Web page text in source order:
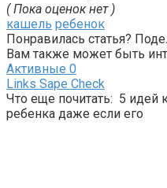
( Пока оценок нет )
кашель ребенок
Понравилась статья?
Вам также может быть
Активные 0
Links Sape Check
Что еще почитать: 5 идей
ребенка даже если его